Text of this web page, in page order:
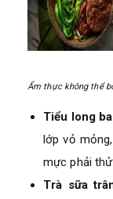
Ẩm thực không thể
Tiểu long
lớp vỏ
mực phải
Trà sữa